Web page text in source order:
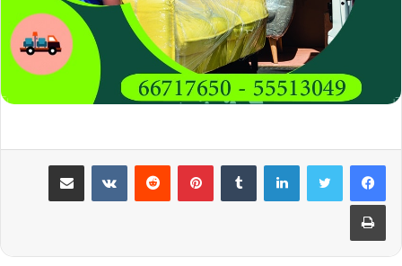
لينكدإن بينتيريست مشاركة عبر البريد
طباعة